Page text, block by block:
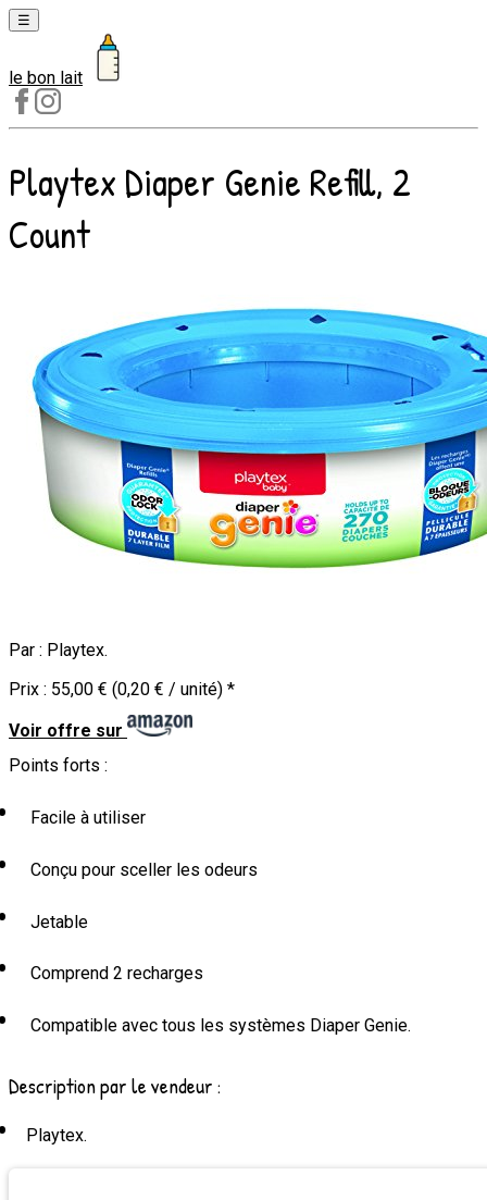
☰
Laits
1er
âge
Laits
2e
âge
croissance
le bon lait
Playtex Diaper Genie Refill, 2
Count
Par : Playtex.
Prix : 55,00 € (0,20 € / unité) *
Voir offre sur
Points forts :
Facile à utiliser
Conçu pour sceller les odeurs
Jetable
Comprend 2 recharges
Compatible avec tous les systèmes Diaper Genie.
Description par le vendeur :
Playtex.